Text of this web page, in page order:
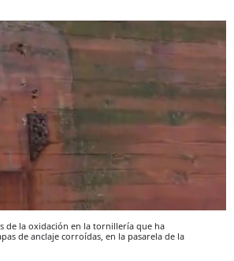
de la oxidación en la tornillería que ha
de anclaje corroídas, en la pasarela de la